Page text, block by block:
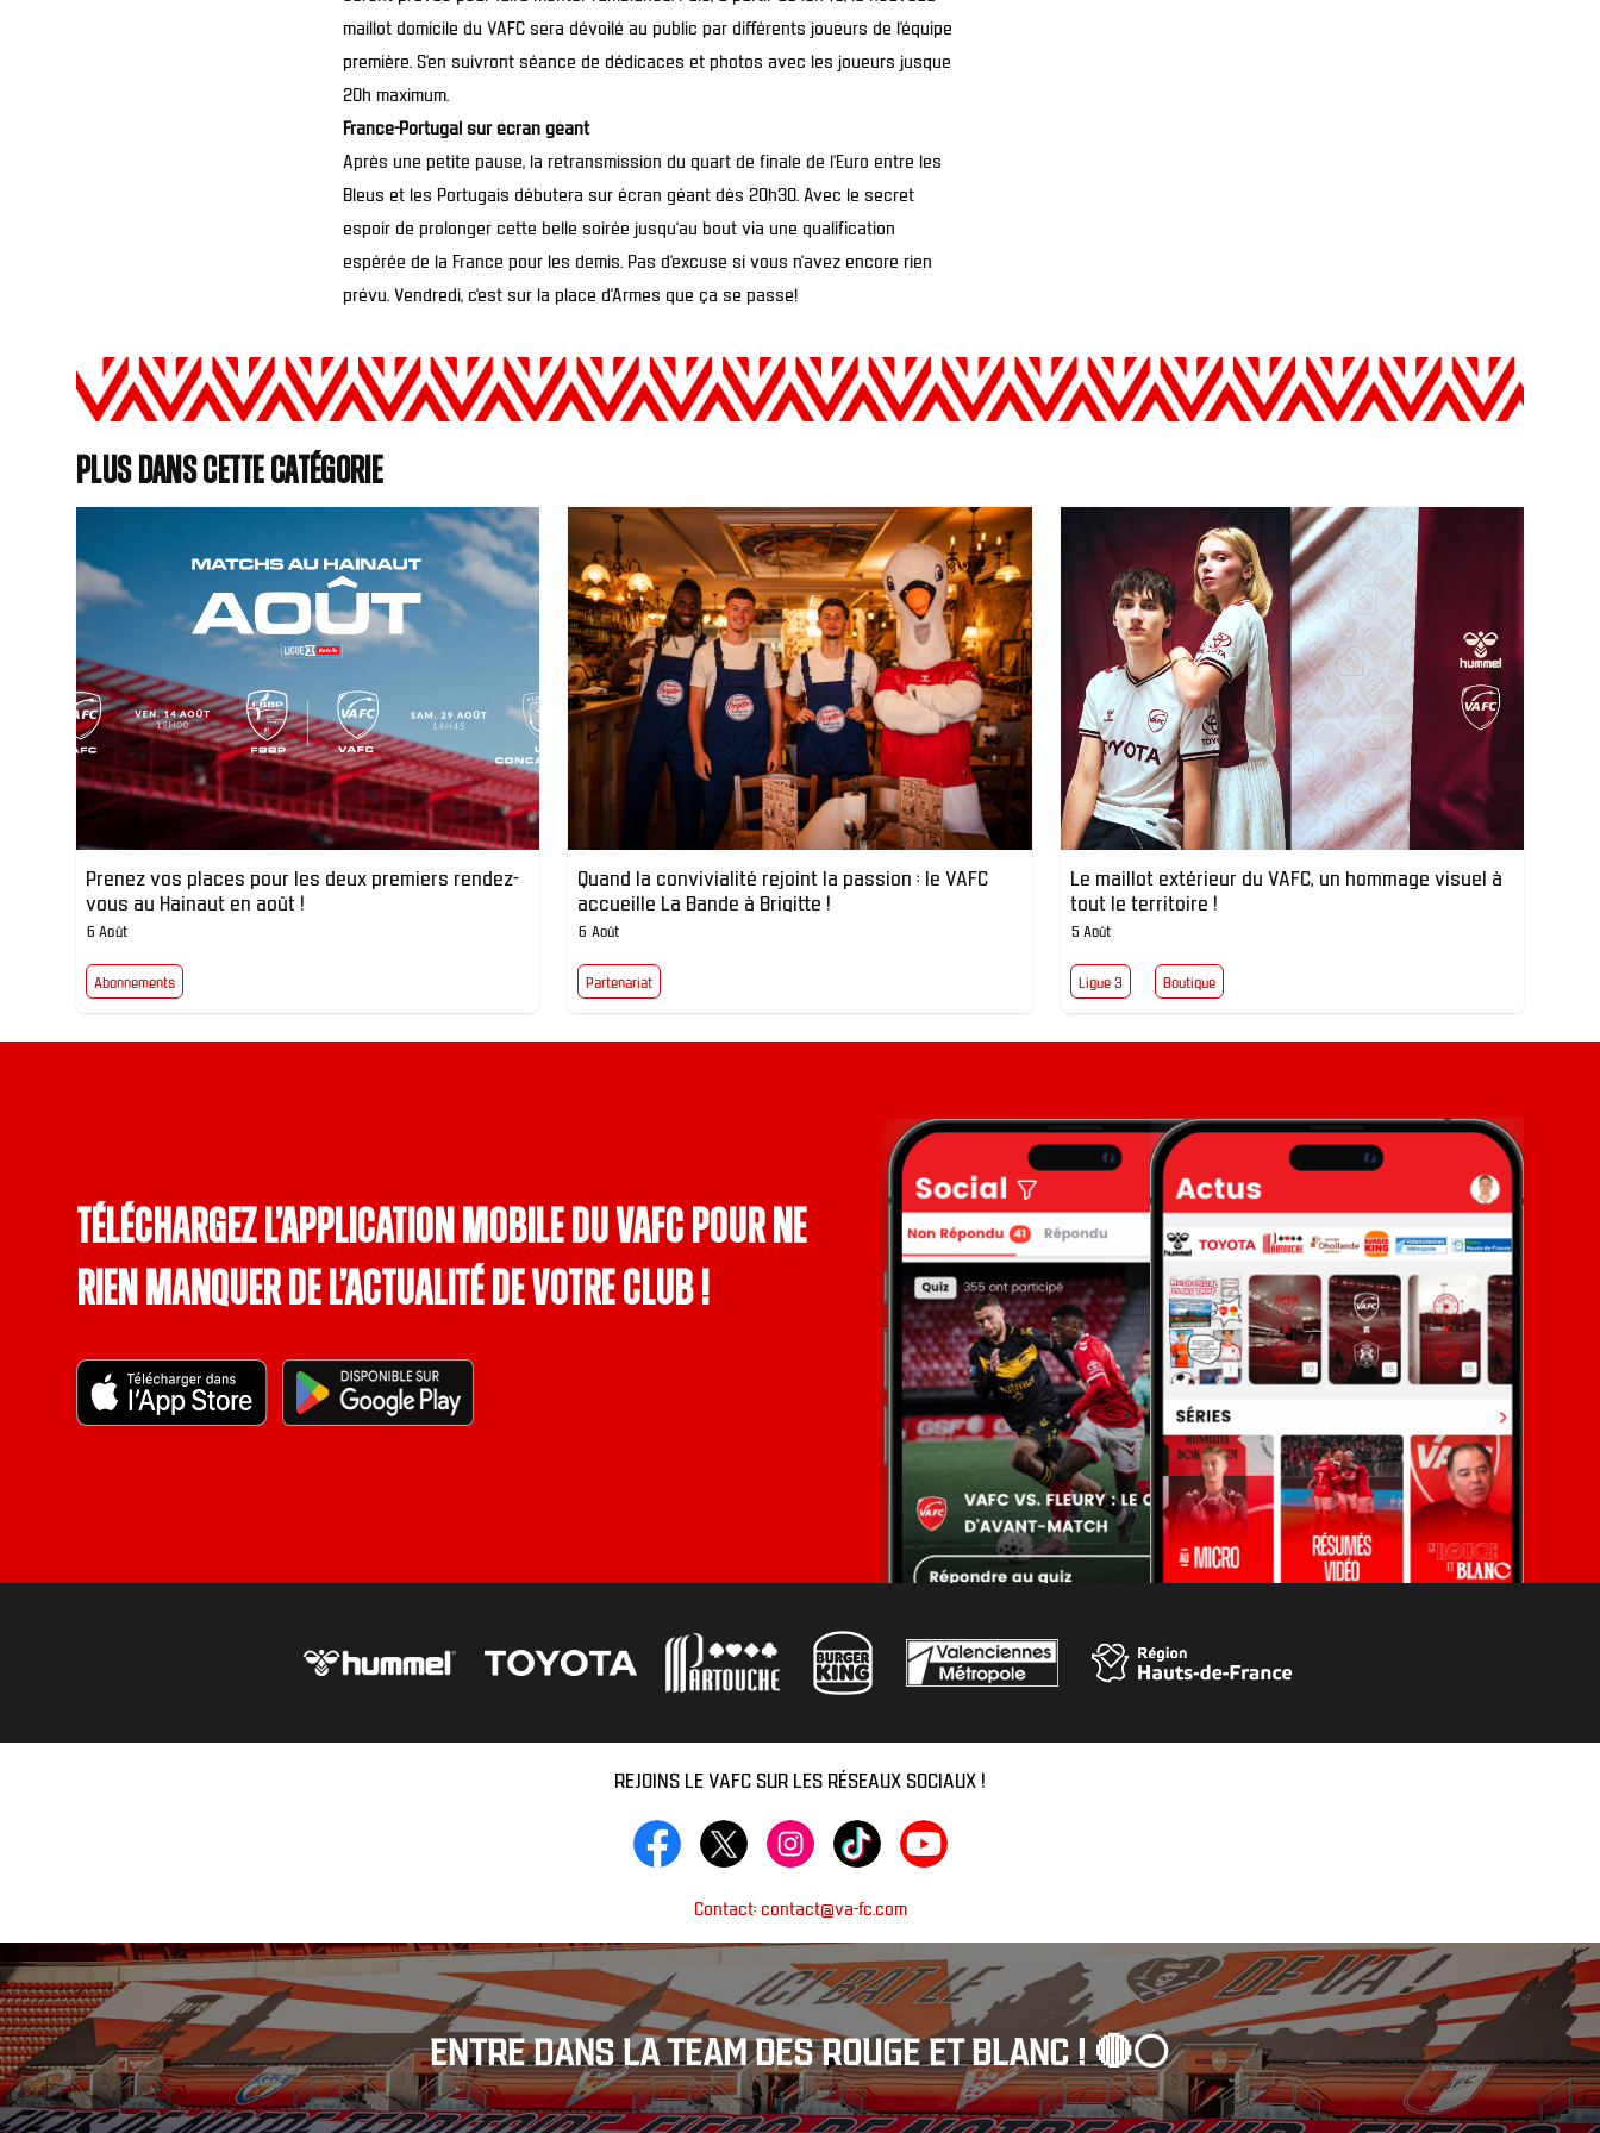
maillot domicile du VAFC sera dévoilé au public par différents joueurs de l’équipe
première. S’en suivront séance de dédicaces et photos avec les joueurs jusque
20h maximum.
France-Portugal sur écran géant
Après une petite pause, la retransmission du quart de finale de l’Euro entre les
Bleus et les Portugais débutera sur écran géant dès 20h30. Avec le secret
espoir de prolonger cette belle soirée jusqu’au bout via une qualification
espérée de la France pour les demis. Pas d’excuse si vous n’avez encore rien
prévu. Vendredi, c’est sur la place d’Armes que ça se passe!
Plus dans cette catégorie
Prenez vos places pour les deux premiers rendez-
vous au Hainaut en août !
6 Août
Abonnements
Quand la convivialité rejoint la passion : le VAFC
accueille La Bande à Brigitte !
6 Août
Partenariat
Le maillot extérieur du VAFC, un hommage visuel à
tout le territoire !
5 Août
Ligue 3 Boutique
Téléchargez l’application mobile du VAFC pour ne
rien manquer de l’actualité de votre club !
REJOINS LE VAFC SUR LES RÉSEAUX SOCIAUX !
Contact: contact@va-fc.com
ENTRE DANS LA TEAM DES ROUGE ET BLANC ! 🔴⚪️